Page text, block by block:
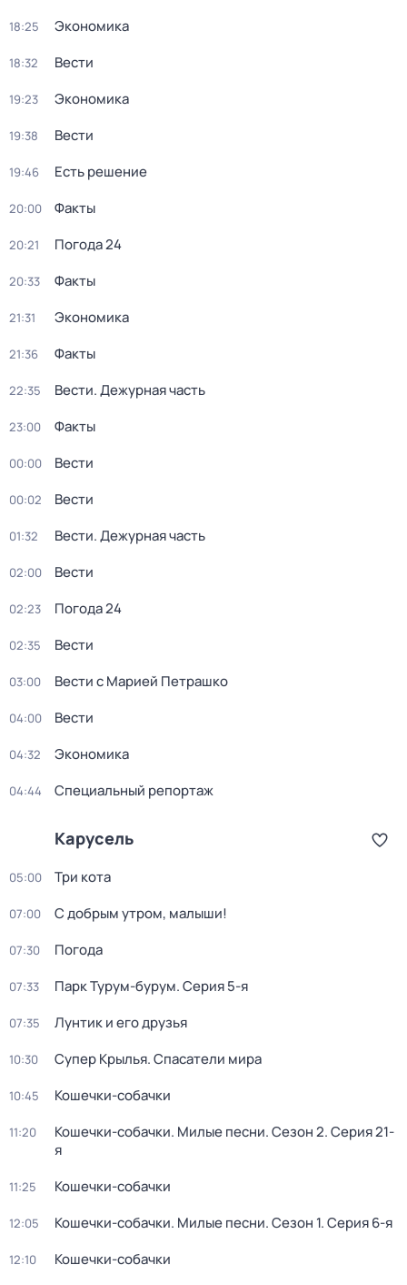
18:25 Экономика
18:32 Вести
19:23 Экономика
19:38 Вести
19:46 Есть решение
20:00 Факты
20:21 Погода 24
20:33 Факты
21:31 Экономика
21:36 Факты
22:35 Вести. Дежурная часть
23:00 Факты
00:00 Вести
00:02 Вести
01:32 Вести. Дежурная часть
02:00 Вести
02:23 Погода 24
02:35 Вести
03:00 Вести с Марией Петрашко
04:00 Вести
04:32 Экономика
04:44 Специальный репортаж
Карусель
05:00 Три кота
07:00 С добрым утром, малыши!
07:30 Погода
07:33 Парк Турум-бурум. Серия 5-я
07:35 Лунтик и его друзья
10:30 Супер Крылья. Спасатели мира
10:45 Кошечки-собачки
11:20 Кошечки-собачки. Милые песни. Сезон 2. Серия 21-
я
11:25 Кошечки-собачки
12:05 Кошечки-собачки. Милые песни. Сезон 1. Серия 6-я
12:10 Кошечки-собачки